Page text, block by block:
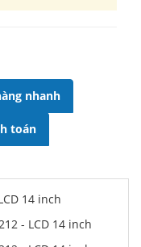
nhanh
toán
14 inch